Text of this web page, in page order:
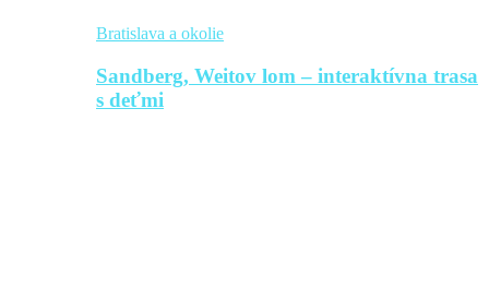
Bratislava a okolie
Sandberg, Weitov lom – interaktívna trasa
s deťmi